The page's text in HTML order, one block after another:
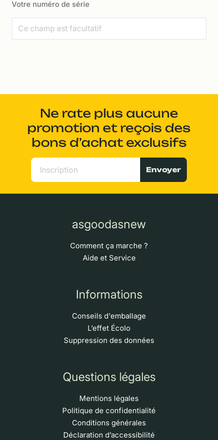
Votre numéro de série
Ne rate plus aucune
promotion et reçois des
bons d’achat exclusifs
Envoyer
asgoodasnew
Comment ça marche ?
Aide et Service
Informations
Conseils d'emballage
L’effet Écolo
Suppression des données
Questions légales
Mentions légales
Politique de confidentialité
Conditions générales
Déclaration d’accessibilité